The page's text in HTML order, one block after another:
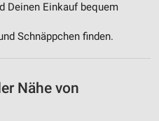
Deinen Einkauf bequem
Schnäppchen finden.
Nähe von